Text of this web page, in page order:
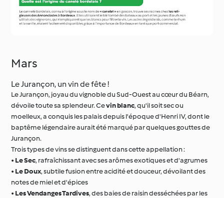
Mars
Le Jurançon, un vin de fête !
Le Jurançon, joyau du vignoble du Sud-Ouest au cœur du Béarn,
dévoile toute sa splendeur. Cevin blanc, qu'il soit sec ou
moelleux, a conquis les palais depuis l'époque d'Henri IV, dont le
baptême légendaire aurait été marqué par quelques gouttes de
Jurançon.
Trois types de vins se distinguent dans cette appellation :
• Le Sec, rafraîchissant avec ses arômes exotiques et d'agrumes
• Le Doux, subtile fusion entre acidité et douceur, dévoilant des
notes de miel et d'épices
• Les Vendanges Tardives, des baies de raisin desséchées par les